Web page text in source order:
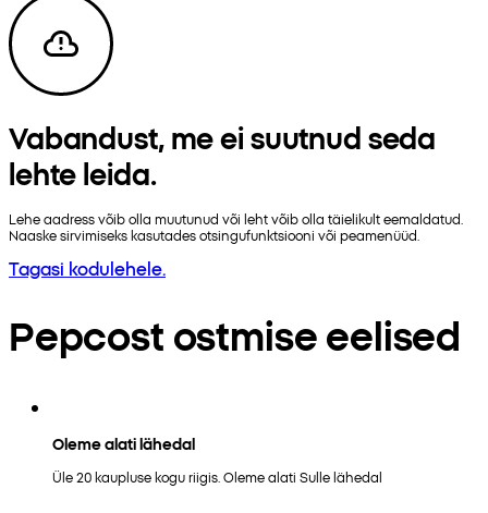
Vabandust, me ei suutnud seda
lehte leida.
Lehe aadress võib olla muutunud või leht võib olla täielikult eemaldatud.
Naaske sirvimiseks kasutades otsingufunktsiooni või peamenüüd.
Tagasi kodulehele.
Pepcost ostmise eelised
Oleme alati lähedal
Üle 20 kaupluse kogu riigis. Oleme alati Sulle lähedal